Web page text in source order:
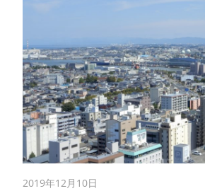
2019年12月10日